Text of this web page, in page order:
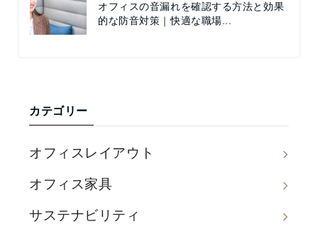
オフィスの音漏れを確認する方法と効果
的な防音対策｜快適な職場...
カテゴリー
オフィスレイアウト
オフィス家具
サステナビリティ